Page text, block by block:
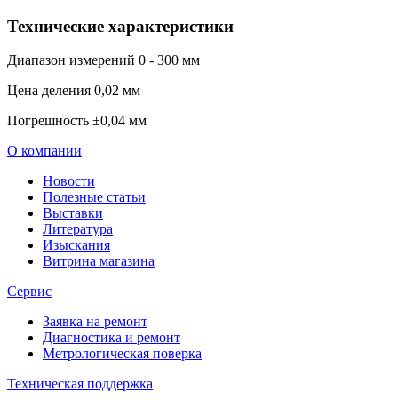
Технические характеристики
Диапазон измерений 0 - 300 мм
Цена деления 0,02 мм
Погрешность ±0,04 мм
О компании
Новости
Полезные статьи
Выставки
Литература
Изыскания
Витрина магазина
Сервис
Заявка на ремонт
Диагностика и ремонт
Метрологическая поверка
Техническая поддержка